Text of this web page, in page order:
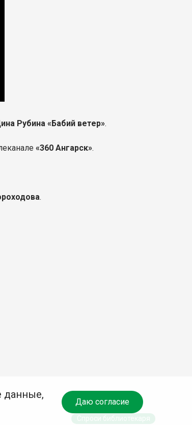
Рубина «Бабий ветер».
«360 Ангарск».
.
данные,
Даю согласие
Спроси библиотекаря